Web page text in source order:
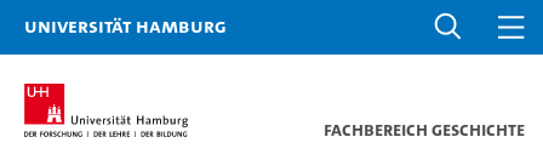
Universität Hamburg
Fachbereich Geschichte